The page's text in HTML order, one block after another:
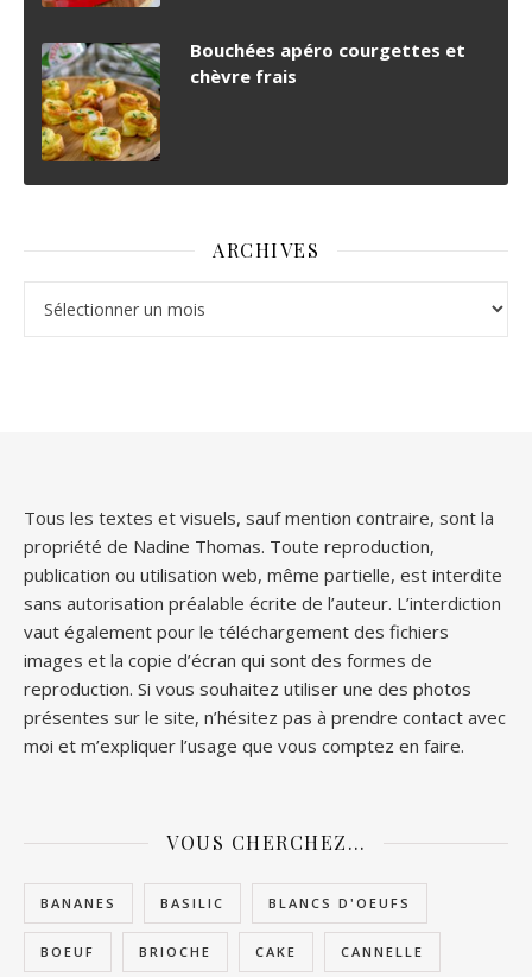
Bouchées apéro courgettes et
chèvre frais
ARCHIVES
Tous les textes et visuels, sauf mention contraire, sont la
propriété de Nadine Thomas. Toute reproduction,
publication ou utilisation web, même partielle, est interdite
sans autorisation préalable écrite de l’auteur. L’interdiction
vaut également pour le téléchargement des fichiers
images et la copie d’écran qui sont des formes de
reproduction. Si vous souhaitez utiliser une des photos
présentes sur le site, n’hésitez pas à prendre contact avec
moi et m’expliquer l’usage que vous comptez en faire.
VOUS CHERCHEZ…
BANANES BASILIC BLANCS D'OEUFS
BOEUF BRIOCHE CAKE CANNELLE